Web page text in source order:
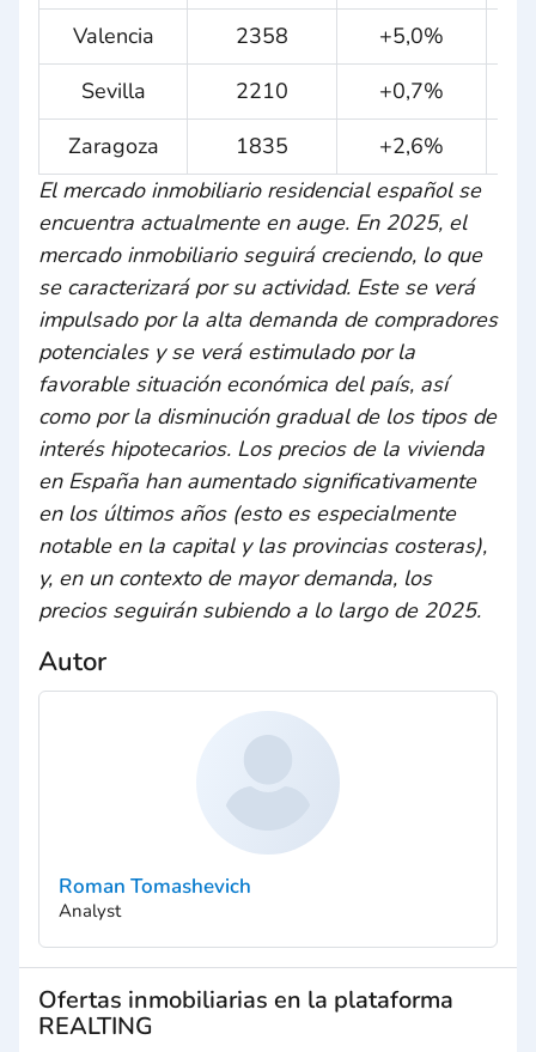
Valencia
2358 +5,0%
Sevilla
2210 +0,7%
Zaragoza
1835 +2,6%
El mercado inmobiliario residencial español se
encuentra actualmente en auge. En 2025, el
mercado inmobiliario seguirá creciendo, lo que
se caracterizará por su actividad. Este se verá
impulsado por la alta demanda de compradores
potenciales y se verá estimulado por la
favorable situación económica del país, así
como por la disminución gradual de los tipos de
interés hipotecarios. Los precios de la vivienda
en España han aumentado significativamente
en los últimos años (esto es especialmente
notable en la capital y las provincias costeras),
y, en un contexto de mayor demanda, los
precios seguirán subiendo a lo largo de 2025.
Autor
Roman Tomashevich
Analyst
Ofertas inmobiliarias en la plataforma
REALTING